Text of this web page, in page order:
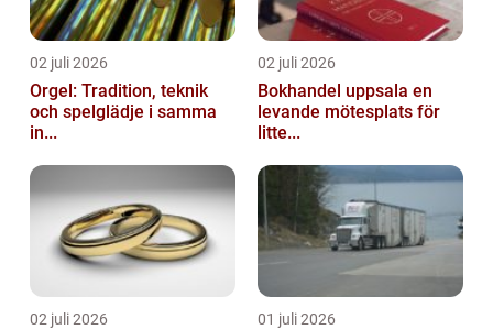
02 juli 2026
Orgel: Tradition, teknik
och spelglädje i samma
in...
02 juli 2026
Bokhandel uppsala en
levande mötesplats för
litte...
02 juli 2026 01 juli 2026